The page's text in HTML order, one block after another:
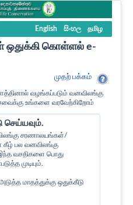
English සිංහල தமிழ
கொள்ளல் e-
முதற் பக்கம்
வழங்கப்படும் வனவிலங்கு
உங்களை வரவேற்கிறோம்
செய்யவும்.
சரணாலயங்கள்/
கீழ் பல வனவிலங்கு
வசதிகளை பொது
முடியும்.
மாதத்துக்கு ஒதுக்கீடு